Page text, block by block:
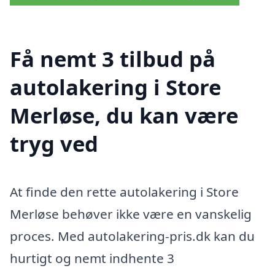
Få nemt 3 tilbud på
autolakering i Store
Merløse, du kan være
tryg ved
At finde den rette autolakering i Store
Merløse behøver ikke være en vanskelig
proces. Med autolakering-pris.dk kan du
hurtigt og nemt indhente 3